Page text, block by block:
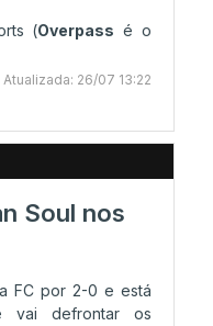
(Overpass é o
Atualizada: 26/07 13:22
Soul nos
FC por 2-0 e está
vai defrontar os